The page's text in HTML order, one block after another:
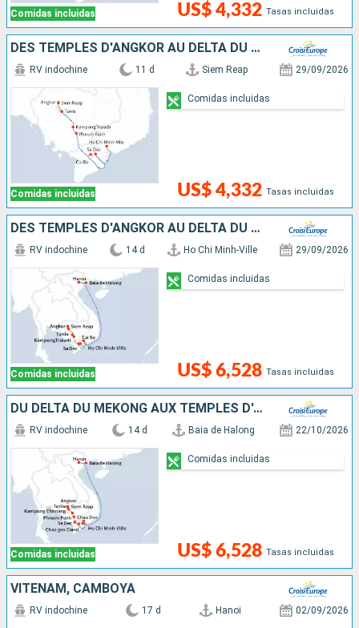
Comidas incluidas US$ 4,332 Tasas incluidas
DES TEMPLES D'ANGKOR AU DELTA DU MÉKONG
Comidas incluidas
RV indochine 11 d Siem Reap 29/09/2026
US$ 4,332 Tasas incluidas
Comidas incluidas
DES TEMPLES D'ANGKOR AU DELTA DU MÉKONG, HANOÏ ET LA BAIE D'ALONG (FORMULE PORT/PORT)
Comidas incluidas
RV indochine 14 d Ho Chi Minh-Ville 29/09/2026
US$ 6,528 Tasas incluidas
Comidas incluidas
DU DELTA DU MÉKONG AUX TEMPLES D'ANGKOR, HANOÏ ET LA BAIE D'ALONG (FORMULE PORT/PORT)
Comidas incluidas
RV indochine 14 d Baia de Halong 22/10/2026
US$ 6,528 Tasas incluidas
Comidas incluidas
VITENAM, CAMBOYA
RV indochine 17 d Hanoï 02/09/2026